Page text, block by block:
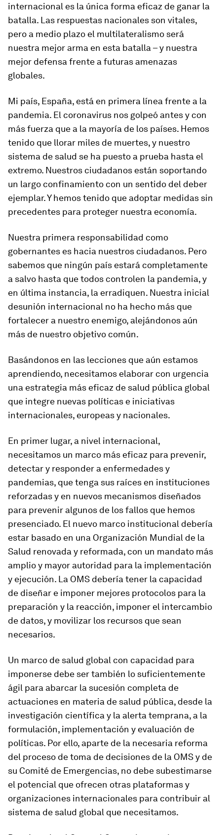
internacional es la única forma eficaz de ganar la
batalla. Las respuestas nacionales son vitales,
pero a medio plazo el multilateralismo será
nuestra mejor arma en esta batalla – y nuestra
mejor defensa frente a futuras amenazas
globales.
Mi país, España, está en primera línea frente a la
pandemia. El coronavirus nos golpeó antes y con
más fuerza que a la mayoría de los países. Hemos
tenido que llorar miles de muertes, y nuestro
sistema de salud se ha puesto a prueba hasta el
extremo. Nuestros ciudadanos están soportando
un largo confinamiento con un sentido del deber
ejemplar. Y hemos tenido que adoptar medidas sin
precedentes para proteger nuestra economía.
Nuestra primera responsabilidad como
gobernantes es hacia nuestros ciudadanos. Pero
sabemos que ningún país estará completamente
a salvo hasta que todos controlen la pandemia, y
en última instancia, la erradiquen. Nuestra inicial
desunión internacional no ha hecho más que
fortalecer a nuestro enemigo, alejándonos aún
más de nuestro objetivo común.
Basándonos en las lecciones que aún estamos
aprendiendo, necesitamos elaborar con urgencia
una estrategia más eficaz de salud pública global
que integre nuevas políticas e iniciativas
internacionales, europeas y nacionales.
En primer lugar, a nivel internacional,
necesitamos un marco más eficaz para prevenir,
detectar y responder a enfermedades y
pandemias, que tenga sus raíces en instituciones
reforzadas y en nuevos mecanismos diseñados
para prevenir algunos de los fallos que hemos
presenciado. El nuevo marco institucional debería
estar basado en una Organización Mundial de la
Salud renovada y reformada, con un mandato más
amplio y mayor autoridad para la implementación
y ejecución. La OMS debería tener la capacidad
de diseñar e imponer mejores protocolos para la
preparación y la reacción, imponer el intercambio
de datos, y movilizar los recursos que sean
necesarios.
Un marco de salud global con capacidad para
imponerse debe ser también lo suficientemente
ágil para abarcar la sucesión completa de
actuaciones en materia de salud pública, desde la
investigación científica y la alerta temprana, a la
formulación, implementación y evaluación de
políticas. Por ello, aparte de la necesaria reforma
del proceso de toma de decisiones de la OMS y de
su Comité de Emergencias, no debe subestimarse
el potencial que ofrecen otras plataformas y
organizaciones internacionales para contribuir al
sistema de salud global que necesitamos.